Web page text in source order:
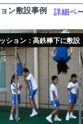
ン敷設事例 詳細ペ